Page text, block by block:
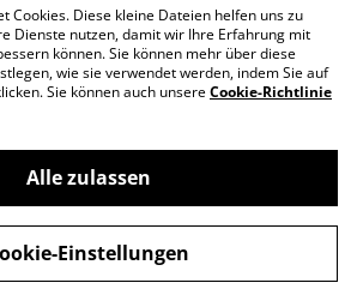
Versandinfos und
Retouren
powered by
Cookies. Diese kleine Dateien helfen uns zu
Dienste nutzen, damit wir Ihre Erfahrung mit
können. Sie können mehr über diese
wie sie verwendet werden, indem Sie auf
Sie können auch unsereCookie-Richtlinie
Alle zulassen
Einstellungen